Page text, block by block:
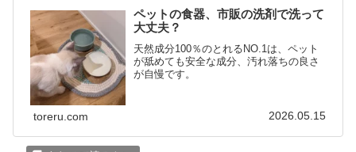
ペットの食器、市販の洗剤で洗って
大丈夫？
天然成分100％のとれるNO.1は、ペット
が舐めても安全な成分、汚れ落ちの良さ
が自慢です。
toreru.com 2026.05.15